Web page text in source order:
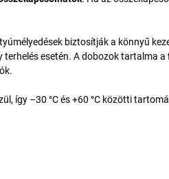
biztosítják a könnyű
esetén. A dobozok tartalma a
így –30 °C és +60 °C közötti